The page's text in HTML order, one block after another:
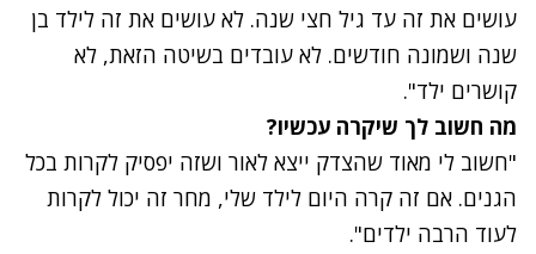
עושים את זה עד גיל חצי שנה. לא עושים את זה לילד בן
שנה ושמונה חודשים. לא עובדים בשיטה הזאת, לא
קושרים ילד".
מה חשוב לך שיקרה עכשיו?
"חשוב לי מאוד שהצדק ייצא לאור ושזה יפסיק לקרות בכל
הגנים. אם זה קרה היום לילד שלי, מחר זה יכול לקרות
לעוד הרבה ילדים".